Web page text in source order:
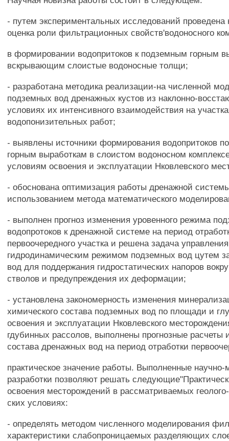
- путем экспериментальных исследований проведена
оценка роли фильтрационных свойств'водоносного
в формировании водопритоков к подземным горным
вскрывающим слоистые водоносные толщи;
- разработана методика реализации-на численной
подземных вод дренажных кустов из наклонно-
условиях их интенсивного взаимодействия на
водопонизительных работ;
- выявлены источники формирования водопритоков
горным выработкам в слоистом водоносном
условиям освоения и эксплуатации Нковлевского
- обоснована оптимизация работы дренажной
использованием метода математического
- выполнен прогноз изменения уровенного режима
водопротоков к дренажной системе на период
первоочередного участка и решена задача управления
гидродинамическим режимом подземных вод цутем
вод для поддержания гидростатических напоров
стволов и предупреждения их деформации;
- установлена закономерность изменения
химического состава подземных вод по площади и
освоения и эксплуатации Нковлевского
гдубинных рассолов, выполнены прогнозные расчеты
состава дренажных вод на период отработки
практическое значение работы. Выполненные научно-
разработки позволяют решать
освоения месторождений в рассматриваемых
ских условиях:
- определять методом численного моделирования
характеристики слабопроницаемых разделяющих